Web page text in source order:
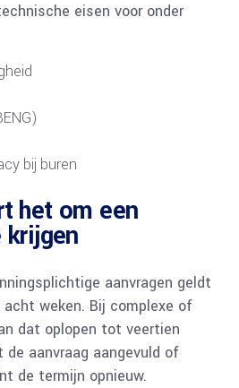
eisen voor onder
bij buren
het om een
krijgen
aanvragen geldt
weken. Bij complexe of
dat oplopen tot veertien
de aanvraag aangevuld of
de termijn opnieuw.